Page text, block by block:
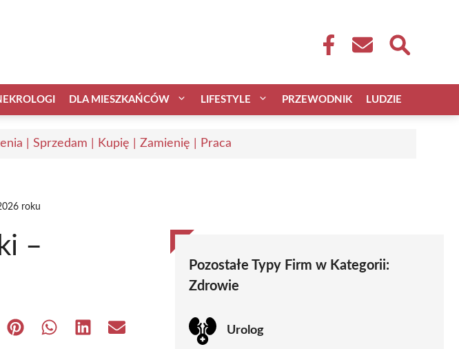
DLA MIESZKAŃCÓW LIFESTYLE PRZEWODNIK LUDZIE
| Sprzedam | Kupię | Zamienię | Praca
roku
–
Share Share Share Share
Pozostałe Typy Firm w Kategorii:
Zdrowie
Urolog